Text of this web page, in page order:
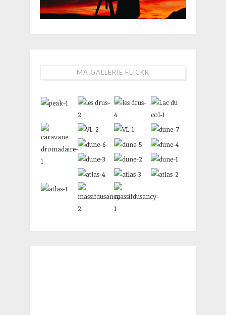
MA GALLERIE FLICKR